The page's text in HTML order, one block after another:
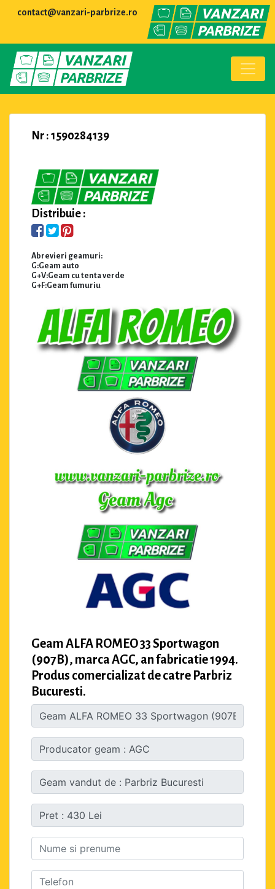
contact@vanzari-parbrize.ro
Nr : 1590284139
Distribuie :
Abrevieri geamuri:
G:Geam auto
G+V:Geam cu tenta verde
G+F:Geam fumuriu
Geam ALFA ROMEO 33 Sportwagon
(907B), marca AGC, an fabricatie 1994.
Produs comercializat de catre Parbriz
Bucuresti.